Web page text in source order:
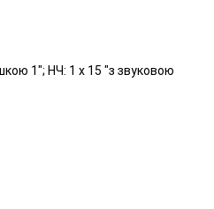
1"; НЧ: 1 х 15 "з звуковою